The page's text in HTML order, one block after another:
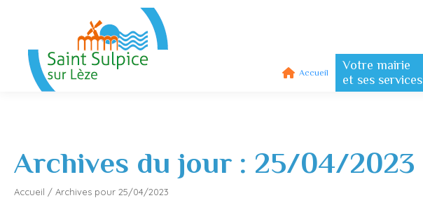
Accueil
Votre mairie
et ses services
Archives du jour : 25/04/2023
Accueil / Archives pour 25/04/2023